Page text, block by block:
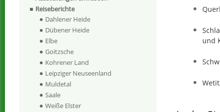
und
Reiseberichte
Dahlener Heide
Dübener Heide
Elbe
Goitzsche
Kohrener Land
Leipziger Neuseenland
Muldetal
Saale
Weiße Elster